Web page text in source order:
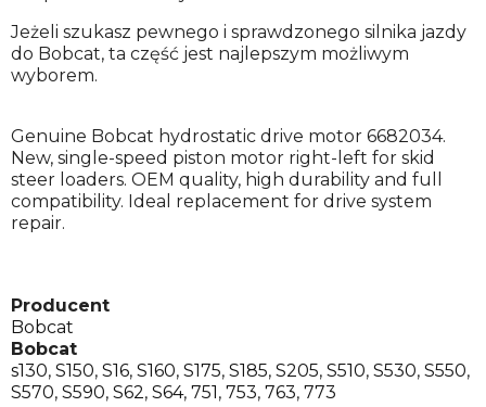
Jeżeli szukasz pewnego i sprawdzonego silnika jazdy
do Bobcat, ta część jest najlepszym możliwym
wyborem.
Genuine Bobcat hydrostatic drive motor 6682034.
New, single-speed piston motor right-left for skid
steer loaders. OEM quality, high durability and full
compatibility. Ideal replacement for drive system
repair.
Producent
Bobcat
Bobcat
s130, S150, S16, S160, S175, S185, S205, S510, S530, S550,
S570, S590, S62, S64, 751 , 753, 763, 773